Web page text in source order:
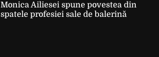
Monica Ailiesei spune povestea din
spatele profesiei sale de balerină